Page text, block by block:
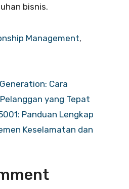
bisnis.
Management,
Cara
yang Tepat
Panduan Lengkap
Keselamatan dan